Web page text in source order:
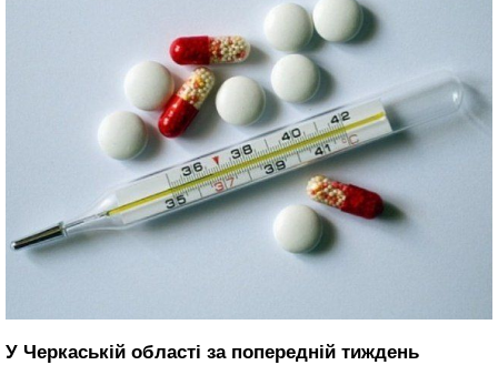
У Черкаській області за попередній тиждень